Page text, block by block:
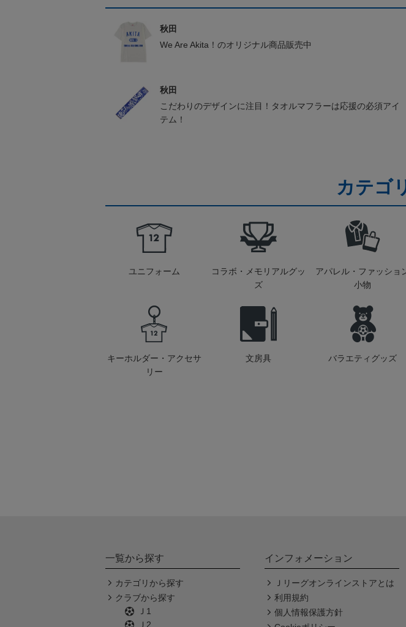
秋田
We Are Akita！のオリジナル商品販売中
秋田
こだわりのデザインに注目！タオルマフラーは応援の必須アイ
テム！
カテゴ
ユニフォーム
コラボ・メモリアルグッ
ズ
アパレル・ファッショ
小物
キーホルダー・アクセサ
リー
文房具 バラエティグッズ
一覧から探す
カテゴリから探す
クラブから探す
Ｊ1
Ｊ2
インフォメーション
Ｊリーグオンラインストアとは
利用規約
個人情報保護方針